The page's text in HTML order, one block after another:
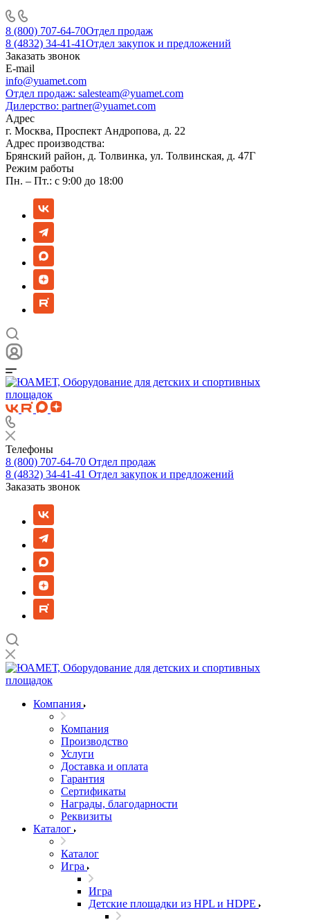
8 (800) 707-64-70Отдел продаж
8 (4832) 34-41-41Отдел закупок и предложений
Заказать звонок
E-mail
info@yuamet.com
Отдел продаж: salesteam@yuamet.com
Дилерство: partner@yuamet.com
Адрес
г. Москва, Проспект Андропова, д. 22
Адрес производства:
Брянский район, д. Толвинка, ул. Толвинская, д. 47Г
Режим работы
Пн. – Пт.: с 9:00 до 18:00
Телефоны
8 (800) 707-64-70 Отдел продаж
8 (4832) 34-41-41 Отдел закупок и предложений
Заказать звонок
Компания
Компания
Производство
Услуги
Доставка и оплата
Гарантия
Сертификаты
Награды, благодарности
Реквизиты
Каталог
Каталог
Игра
Игра
Детские площадки из HPL и HDPE